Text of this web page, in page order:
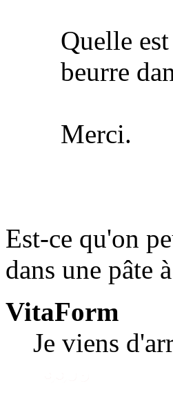
Quelle
beurre
Merci.
Est-ce qu'on
dans une pâte
VitaForm
Je viens